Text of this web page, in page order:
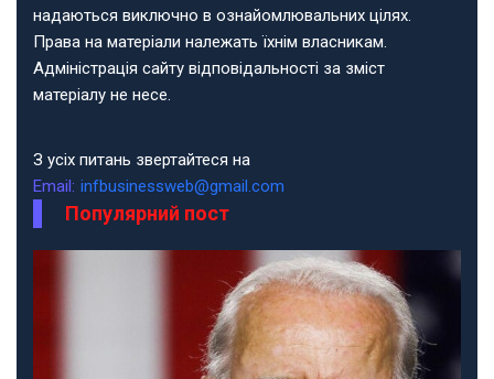
надаються виключно в ознайомлювальних цілях.
Права на матеріали належать їхнім власникам.
Адміністрація сайту відповідальності за зміст
матеріалу не несе.
З усіх питань звертайтеся на
Email: infbusinessweb@gmail.com
Популярний пост